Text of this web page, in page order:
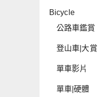
Bicycle
公路車鑑賞
登山車|大賞
單車影片
單車|硬體